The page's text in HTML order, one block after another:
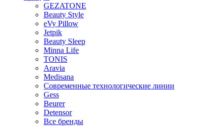
GEZATONE
Beauty Style
eVy Pillow
Jetpik
Beauty Sleep
Minna Life
TONIS
Aravia
Medisana
Современные технологические линии
Gess
Beurer
Detensor
Все бренды